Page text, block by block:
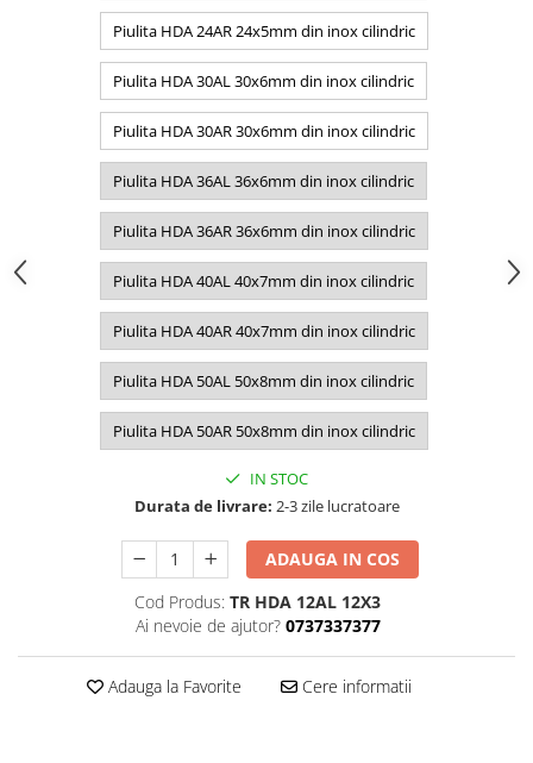
Piulita HDA 24AR 24x5mm din inox cilindric
Piulita HDA 30AL 30x6mm din inox cilindric
Piulita HDA 30AR 30x6mm din inox cilindric
Piulita HDA 36AL 36x6mm din inox cilindric
Piulita HDA 36AR 36x6mm din inox cilindric
Piulita HDA 40AL 40x7mm din inox cilindric
Piulita HDA 40AR 40x7mm din inox cilindric
Piulita HDA 50AL 50x8mm din inox cilindric
Piulita HDA 50AR 50x8mm din inox cilindric
IN STOC
Durata de livrare: 2-3 zile lucratoare
ADAUGA IN COS
Cod Produs: TR HDA 12AL 12X3
Ai nevoie de ajutor? 0737337377
Adauga la Favorite Cere informatii